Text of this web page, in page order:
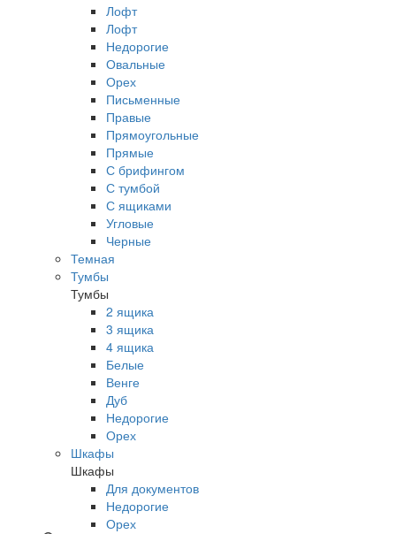
Лофт
Лофт
Недорогие
Овальные
Орех
Письменные
Правые
Прямоугольные
Прямые
С брифингом
С тумбой
С ящиками
Угловые
Черные
Темная
Тумбы
Тумбы
2 ящика
3 ящика
4 ящика
Белые
Венге
Дуб
Недорогие
Орех
Шкафы
Шкафы
Для документов
Недорогие
Орех